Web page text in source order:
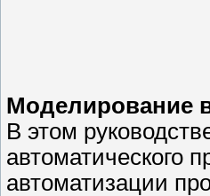
Моделирование
В этом
автоматического
автоматизации